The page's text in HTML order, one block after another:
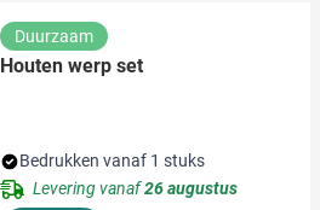
Duurzaam
Houten werp set
Bedrukken vanaf 1 stuks
Levering vanaf26 augustus